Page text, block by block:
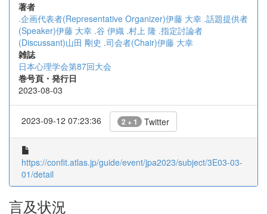
著者
.企画代表者(Representative Organizer)伊藤 大幸 .話題提供者
(Speaker)伊藤 大幸 .谷 伊織 .村上 隆 .指定討論者
(Discussant)山田 剛史 .司会者(Chair)伊藤 大幸
雑誌
日本心理学会第87回大会
巻号頁・発行日
2023-08-03
2023-09-12 07:23:36 2 + 1 Twitter
https://confit.atlas.jp/guide/event/jpa2023/subject/3E03-03-
01/detail
言及状況